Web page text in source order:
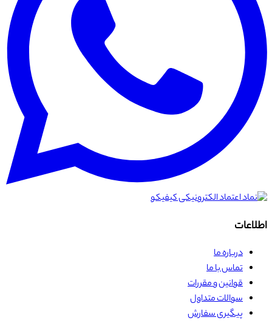
اطلاعات
درباره ما
تماس با ما
قوانین و مقررات
سوالات متداول
پیگیری سفارش